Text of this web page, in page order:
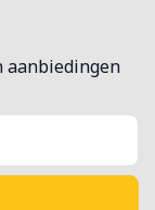
aanbiedingen